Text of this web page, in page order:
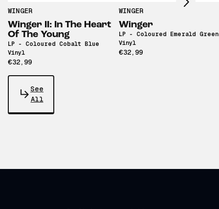
WINGER
Winger II: In The Heart
Of The Young
LP - Coloured Cobalt Blue
Vinyl
€32,99
WINGER
Winger
LP - Coloured Emerald Green
Vinyl
€32,99
See
All